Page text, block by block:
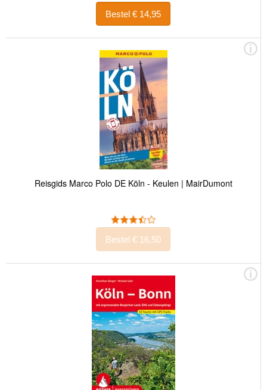
Bestel € 14,95
Reisgids Marco Polo DE Köln - Keulen | MairDumont
Bestel € 16,50